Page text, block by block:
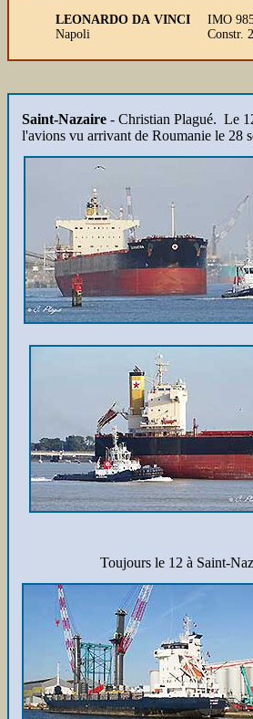
LEONARDO DA VINCI
Napoli
IMO
Constr.
Saint-Nazaire - Christian Plagué. Le
l'avions vu arrivant de Roumanie le 28
Toujours le 12 à Saint-